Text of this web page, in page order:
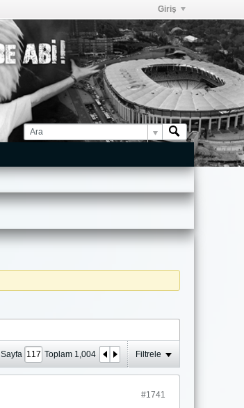
Giriş
Sayfa Toplam 1,004 Filtrele
#1741